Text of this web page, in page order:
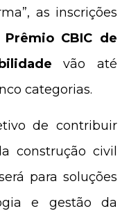
as inscrições
CBIC de
vão até
categorias.
de contribuir
construção civil
para soluções
e gestão da